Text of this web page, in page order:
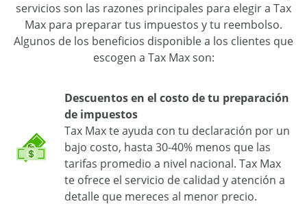
servicios son las razones principales para elegir a Tax
Max para preparar tus impuestos y tu reembolso.
Algunos de los beneficios disponible a los clientes que
escogen a Tax Max son:
Descuentos en el costo de tu preparación
de impuestos
Tax Max te ayuda con tu declaración por un
bajo costo, hasta 30-40% menos que las
tarifas promedio a nivel nacional. Tax Max
te ofrece el servicio de calidad y atención a
detalle que mereces al menor precio.